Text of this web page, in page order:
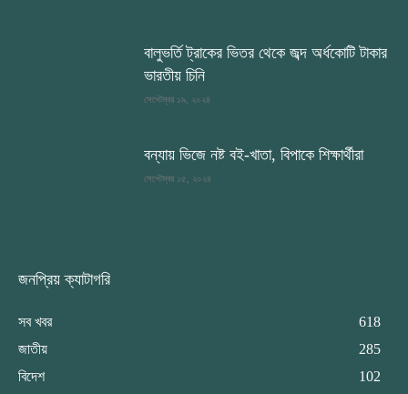
বালুভর্তি ট্রাকের ভিতর থেকে জব্দ অর্ধকোটি টাকার
ভারতীয় চিনি
সেপ্টেম্বর ১৯, ২০২৪
বন্যায় ভিজে নষ্ট বই-খাতা, বিপাকে শিক্ষার্থীরা
সেপ্টেম্বর ১৫, ২০২৪
জনপ্রিয় ক্যাটাগরি
সব খবর
618
জাতীয়
285
বিদেশ
102